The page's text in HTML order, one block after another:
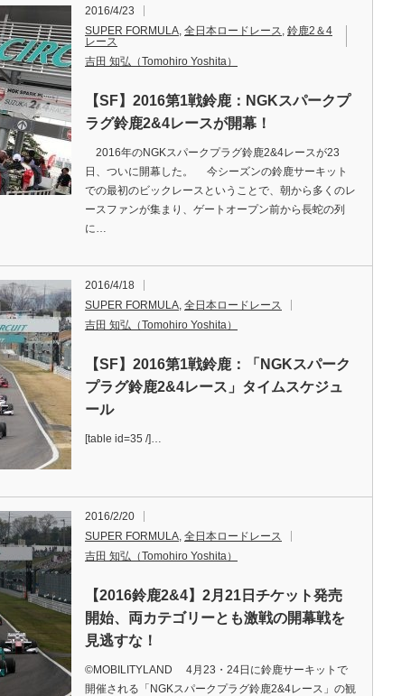
2016/4/23
SUPER FORMULA, 全日本ロードレース, 鈴鹿2＆4
レース
吉田 知弘（Tomohiro Yoshita）
【SF】2016第1戦鈴鹿：NGKスパークプ
ラグ鈴鹿2&4レースが開幕！
2016年のNGKスパークプラグ鈴鹿2&4レースが23
日、ついに開幕した。 今シーズンの鈴鹿サーキット
での最初のビックレースということで、朝から多くのレ
ースファンが集まり、ゲートオープン前から長蛇の列
に…
2016/4/18
SUPER FORMULA, 全日本ロードレース
吉田 知弘（Tomohiro Yoshita）
【SF】2016第1戦鈴鹿：「NGKスパーク
プラグ鈴鹿2&4レース」タイムスケジュ
ール
[table id=35 /]…
2016/2/20
SUPER FORMULA, 全日本ロードレース
吉田 知弘（Tomohiro Yoshita）
【2016鈴鹿2&4】2月21日チケット発売
開始、両カテゴリーとも激戦の開幕戦を
見逃すな！
©MOBILITYLAND 4月23・24日に鈴鹿サーキットで
開催される「NGKスパークプラグ鈴鹿2&4レース」の観